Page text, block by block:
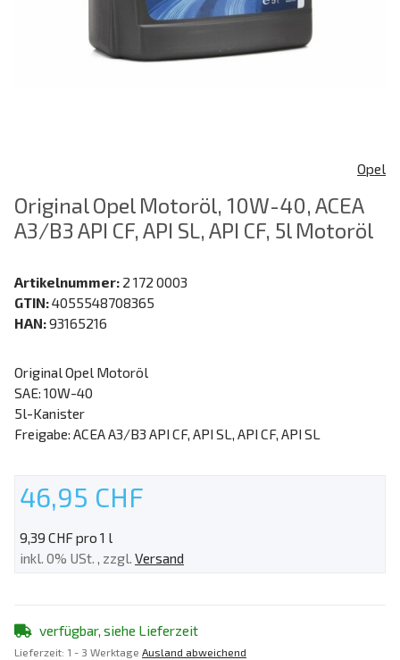
Opel
Original Opel Motoröl, 10W-40, ACEA
A3/B3 API CF, API SL, API CF, 5l Motoröl
Artikelnummer: 2 172 0003
GTIN:4055548708365
HAN:93165216
Original Opel Motoröl
SAE: 10W-40
5l-Kanister
Freigabe: ACEA A3/B3 API CF, API SL, API CF, API SL
46,95 CHF
9,39 CHF pro 1 l
inkl. 0% USt. , zzgl. Versand
verfügbar, siehe Lieferzeit
Lieferzeit: 1 - 3 Werktage Ausland abweichend